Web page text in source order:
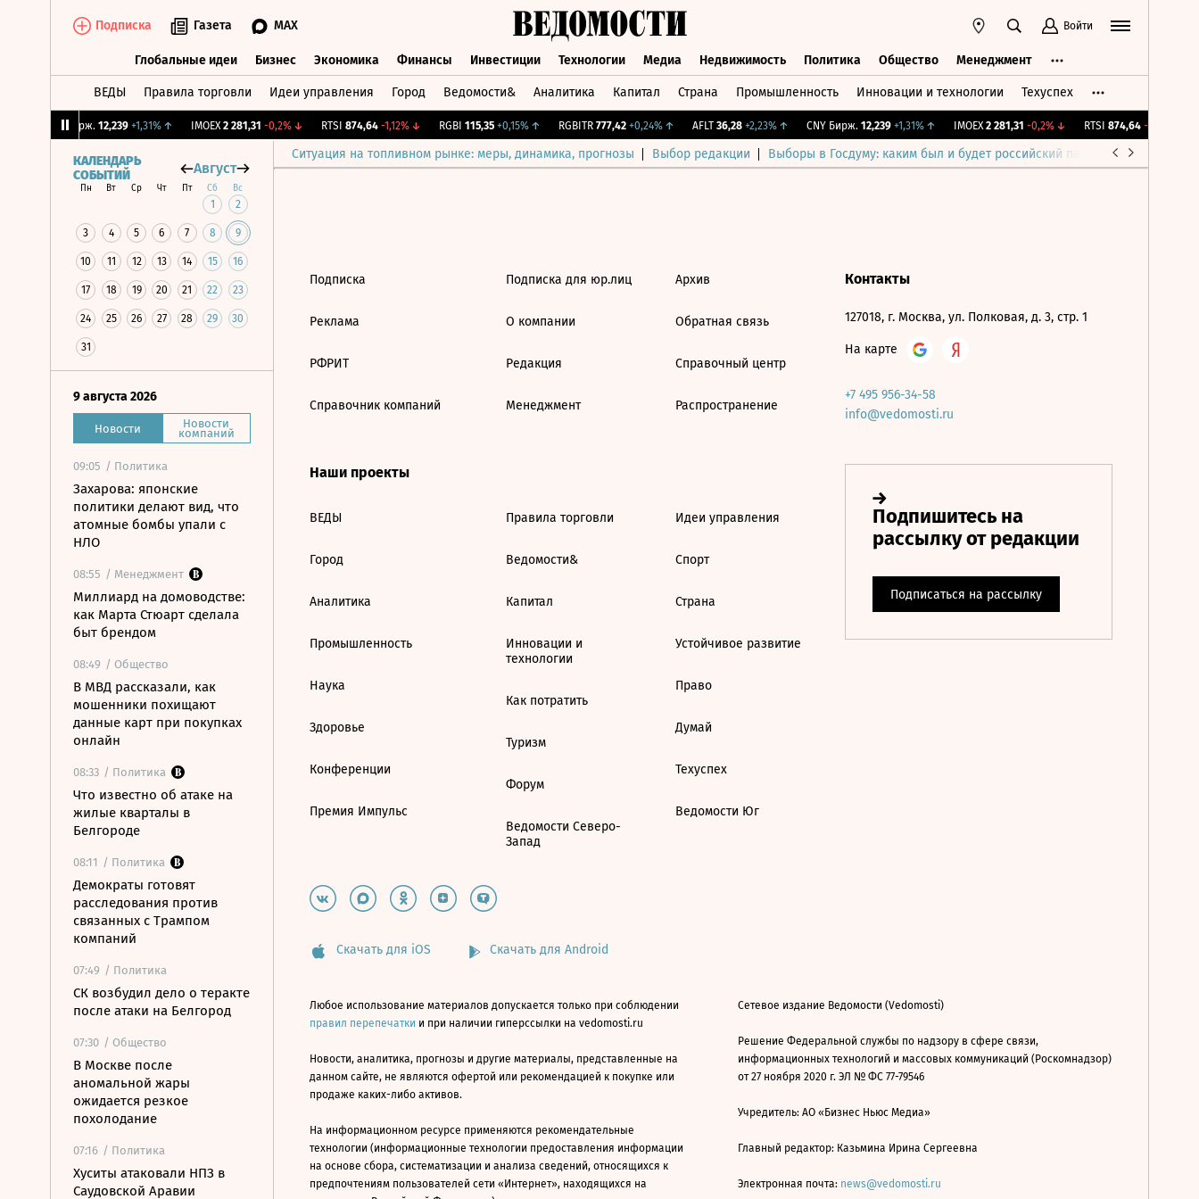
Подписка Газета MAX Войти
Глобальные идеи Бизнес Экономика Финансы Инвестиции Технологии Медиа Недвижимость Политика Общество Менеджмент
ВЕДЫ Правила торговли Идеи управления Город Ведомости& Аналитика Капитал Страна Промышленность Инновации и технологии Техуспех
CNY Бирж. 12,239 +1,31%↑ IMOEX 2 281,31 -0,2%↓ RTSI 874,64 -1,12%↓ RGBI 115,35 +0,15%↑ RGBITR 777,42 +0,24%↑ AFLT 36,28 +2,23%↑ CNY Бирж. 12,239 +1,31%↑ IMOEX 2 281,31 -0,2%↓ RTSI 874,64 -1,12%
Ситуация на топливном рынке: меры, динамика, прогнозы Выбор редакции Выборы в Госдуму: каким был и будет российский парламент
КАЛЕНДАРЬ
СОБЫТИЙ
Август
Пн Вт Ср Чт Пт Сб Вс
1 2
3 4 5 6 7 8 9
10 11 12 13 14 15 16
17 18 19 20 21 22 23
24 25 26 27 28 29 30
31
9 августа 2026
Новости Новости
компаний
09:05 / Политика
Захарова: японские
политики делают вид, что
атомные бомбы упали с
НЛО
08:55 / Менеджмент
Миллиард на домоводстве:
как Марта Стюарт сделала
быт брендом
08:49 / Общество
В МВД рассказали, как
мошенники похищают
данные карт при покупках
онлайн
08:33 / Политика
Что известно об атаке на
жилые кварталы в
Белгороде
08:11 / Политика
Демократы готовят
расследования против
связанных с Трампом
компаний
07:49 / Политика
СК возбудил дело о теракте
после атаки на Белгород
07:30 / Общество
В Москве после
аномальной жары
ожидается резкое
похолодание
07:16 / Политика
Хуситы атаковали НПЗ в
Саудовской Аравии
Подписка
Реклама
РФРИТ
Справочник компаний
Подписка для юр.лиц
О компании
Редакция
Менеджмент
Архив
Обратная связь
Справочный центр
Распространение
Наши проекты
ВЕДЫ
Город
Аналитика
Промышленность
Наука
Здоровье
Конференции
Премия Импульс
Правила торговли
Ведомости&
Капитал
Инновации и
технологии
Как потратить
Туризм
Форум
Ведомости Северо-
Запад
Идеи управления
Спорт
Страна
Устойчивое развитие
Право
Думай
Техуспех
Ведомости Юг
Контакты
127018, г. Москва, ул. Полковая, д. 3, стр. 1
На карте
+7 495 956-34-58
info@vedomosti.ru
Скачать для iOS Скачать для Android
Любое использование материалов допускается только при соблюдении
правил перепечатки и при наличии гиперссылки на vedomosti.ru
Новости, аналитика, прогнозы и другие материалы, представленные на
данном сайте, не являются офертой или рекомендацией к покупке или
продаже каких-либо активов.
На информационном ресурсе применяются рекомендательные
технологии (информационные технологии предоставления информации
на основе сбора, систематизации и анализа сведений, относящихся к
предпочтениям пользователей сети «Интернет», находящихся на
Сетевое издание Ведомости (Vedomosti)
Решение Федеральной службы по надзору в сфере связи,
информационных технологий и массовых коммуникаций (Роскомнадзор)
от 27 ноября 2020 г. ЭЛ № ФС 77-79546
Учредитель: АО «Бизнес Ньюс Медиа»
Главный редактор: Казьмина Ирина Сергеевна
Электронная почта: news@vedomosti.ru